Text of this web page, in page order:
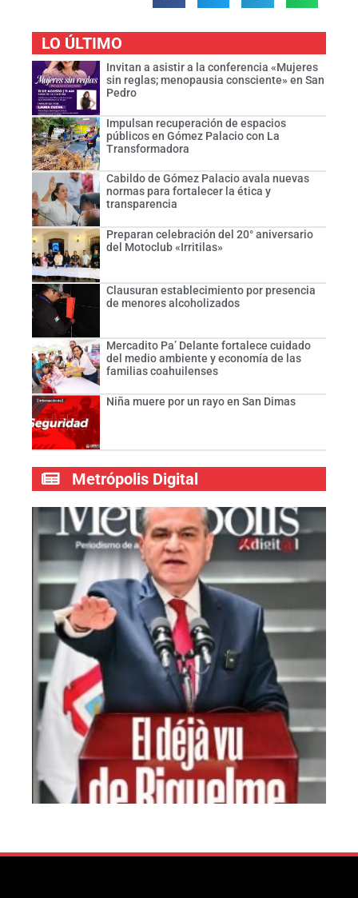
LO ÚLTIMO
Invitan a asistir a la conferencia «Mujeres
sin reglas; menopausia consciente» en San
Pedro
Impulsan recuperación de espacios
públicos en Gómez Palacio con La
Transformadora
Cabildo de Gómez Palacio avala nuevas
normas para fortalecer la ética y
transparencia
Preparan celebración del 20° aniversario
del Motoclub «Irritilas»
Clausuran establecimiento por presencia
de menores alcoholizados
Mercadito Pa’ Delante fortalece cuidado
del medio ambiente y economía de las
familias coahuilenses
Niña muere por un rayo en San Dimas
Metrópolis Digital